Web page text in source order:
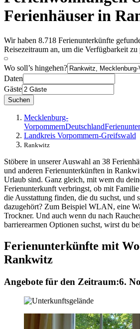
Ferienhäuser in
Wir haben 8.718 Ferienunterkünfte
Reisezeitraum an, um die Verfügbarkeit zu
Wo soll’s hingehen?
Daten
Gäste
Suchen
Mecklenburg-
VorpommernDeutschland
Landkreis Vorpommern-Greifswald
Rankwitz
Stöbere in unserer Auswahl an 38
und anderen Ferienunterkünften in
Urlaub sind. Ganz gleich, mit wem du
Ferienunterkunft verbringst, ob mit
die Ausstattung finden, die du suchst, und
dazugehört? Zum Beispiel WLAN, eine
Trockner. Und auch wenn du nach
barrierearmen Optionen suchst, wirst du
Ferienunterkünfte mit
Rankwitz
Angebote für den Zeitraum:6.